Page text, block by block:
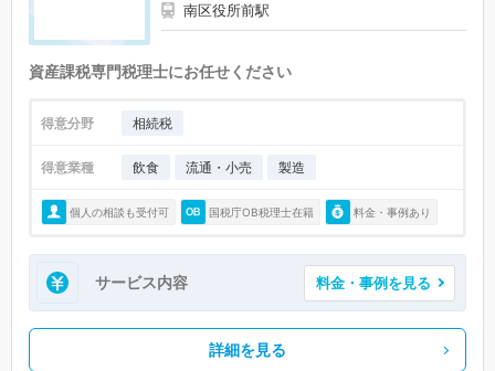
南区役所前駅
資産課税専門税理士にお任せください
得意分野 相続税
得意業種 飲食 流通・小売 製造
個人の相談も受付可 国税庁OB税理士在籍 料金・事例あり
サービス内容 料金・事例を見る
詳細を見る